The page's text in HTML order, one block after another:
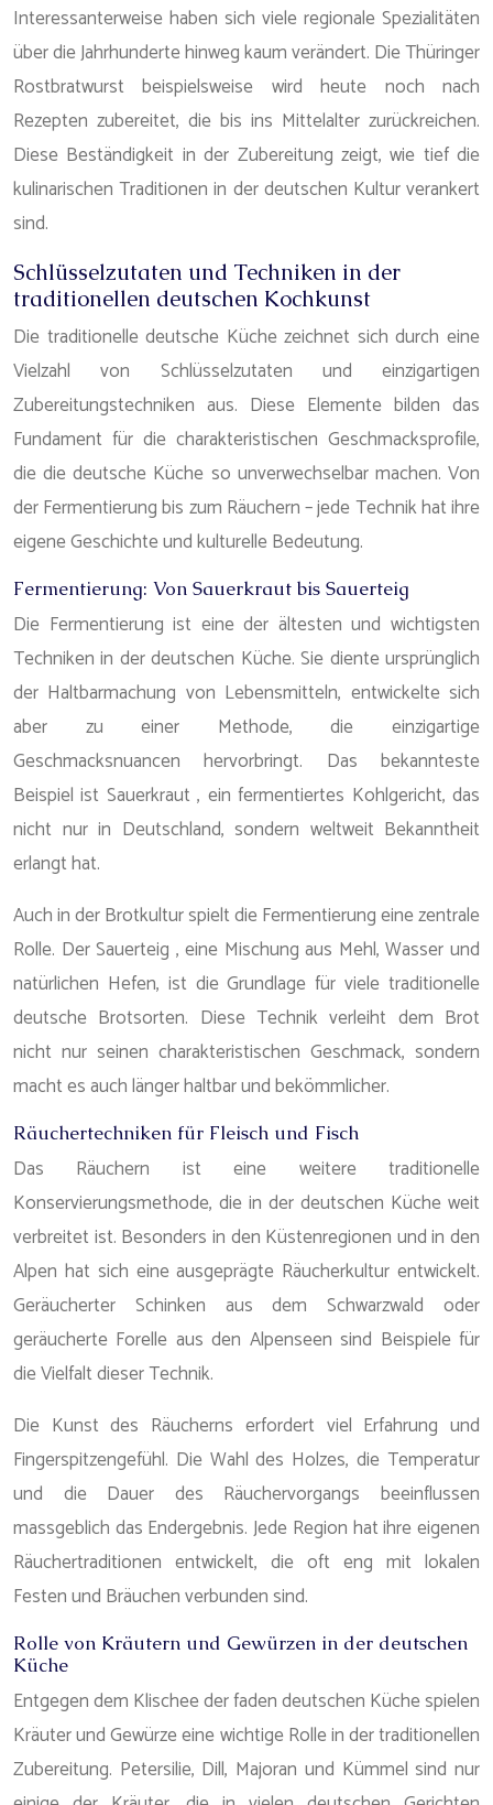
Interessanterweise haben sich viele regionale Spezialitäten
über die Jahrhunderte hinweg kaum verändert. Die Thüringer
Rostbratwurst beispielsweise wird heute noch nach
Rezepten zubereitet, die bis ins Mittelalter zurückreichen.
Diese Beständigkeit in der Zubereitung zeigt, wie tief die
kulinarischen Traditionen in der deutschen Kultur verankert
sind.
Schlüsselzutaten und Techniken in der
traditionellen deutschen Kochkunst
Die traditionelle deutsche Küche zeichnet sich durch eine
Vielzahl von Schlüsselzutaten und einzigartigen
Zubereitungstechniken aus. Diese Elemente bilden das
Fundament für die charakteristischen Geschmacksprofile,
die die deutsche Küche so unverwechselbar machen. Von
der Fermentierung bis zum Räuchern – jede Technik hat ihre
eigene Geschichte und kulturelle Bedeutung.
Fermentierung: Von Sauerkraut bis Sauerteig
Die Fermentierung ist eine der ältesten und wichtigsten
Techniken in der deutschen Küche. Sie diente ursprünglich
der Haltbarmachung von Lebensmitteln, entwickelte sich
aber zu einer Methode, die einzigartige
Geschmacksnuancen hervorbringt. Das bekannteste
Beispiel ist Sauerkraut , ein fermentiertes Kohlgericht, das
nicht nur in Deutschland, sondern weltweit Bekanntheit
erlangt hat.
Auch in der Brotkultur spielt die Fermentierung eine zentrale
Rolle. Der Sauerteig , eine Mischung aus Mehl, Wasser und
natürlichen Hefen, ist die Grundlage für viele traditionelle
deutsche Brotsorten. Diese Technik verleiht dem Brot
nicht nur seinen charakteristischen Geschmack, sondern
macht es auch länger haltbar und bekömmlicher.
Räuchertechniken für Fleisch und Fisch
Das Räuchern ist eine weitere traditionelle
Konservierungsmethode, die in der deutschen Küche weit
verbreitet ist. Besonders in den Küstenregionen und in den
Alpen hat sich eine ausgeprägte Räucherkultur entwickelt.
Geräucherter Schinken aus dem Schwarzwald oder
geräucherte Forelle aus den Alpenseen sind Beispiele für
die Vielfalt dieser Technik.
Die Kunst des Räucherns erfordert viel Erfahrung und
Fingerspitzengefühl. Die Wahl des Holzes, die Temperatur
und die Dauer des Räuchervorgangs beeinflussen
massgeblich das Endergebnis. Jede Region hat ihre eigenen
Räuchertraditionen entwickelt, die oft eng mit lokalen
Festen und Bräuchen verbunden sind.
Rolle von Kräutern und Gewürzen in der deutschen
Küche
Entgegen dem Klischee der faden deutschen Küche spielen
Kräuter und Gewürze eine wichtige Rolle in der traditionellen
Zubereitung. Petersilie, Dill, Majoran und Kümmel sind nur